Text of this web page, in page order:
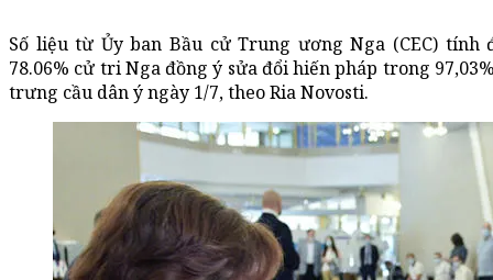
Số liệu từ Ủy ban Bầu cử Trung ương Nga (CEC) tính
78.06% cử tri Nga đồng ý sửa đổi hiến pháp trong
trưng cầu dân ý ngày 1/7, theo Ria Novosti.